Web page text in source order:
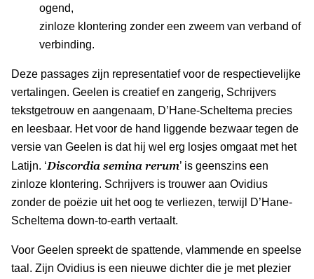
ogend,
zinloze klontering zonder een zweem van verband of
verbinding.
Deze passages zijn representatief voor de respectievelijke
vertalingen. Geelen is creatief en zangerig, Schrijvers
tekstgetrouw en aangenaam, D’Hane-Scheltema precies
en leesbaar. Het voor de hand liggende bezwaar tegen de
versie van Geelen is dat hij wel erg losjes omgaat met het
Latijn. ‘Discordia semina rerum’ is geenszins een
zinloze klontering. Schrijvers is trouwer aan Ovidius
zonder de poëzie uit het oog te verliezen, terwijl D’Hane-
Scheltema down-to-earth vertaalt.
Voor Geelen spreekt de spattende, vlammende en speelse
taal. Zijn Ovidius is een nieuwe dichter die je met plezier